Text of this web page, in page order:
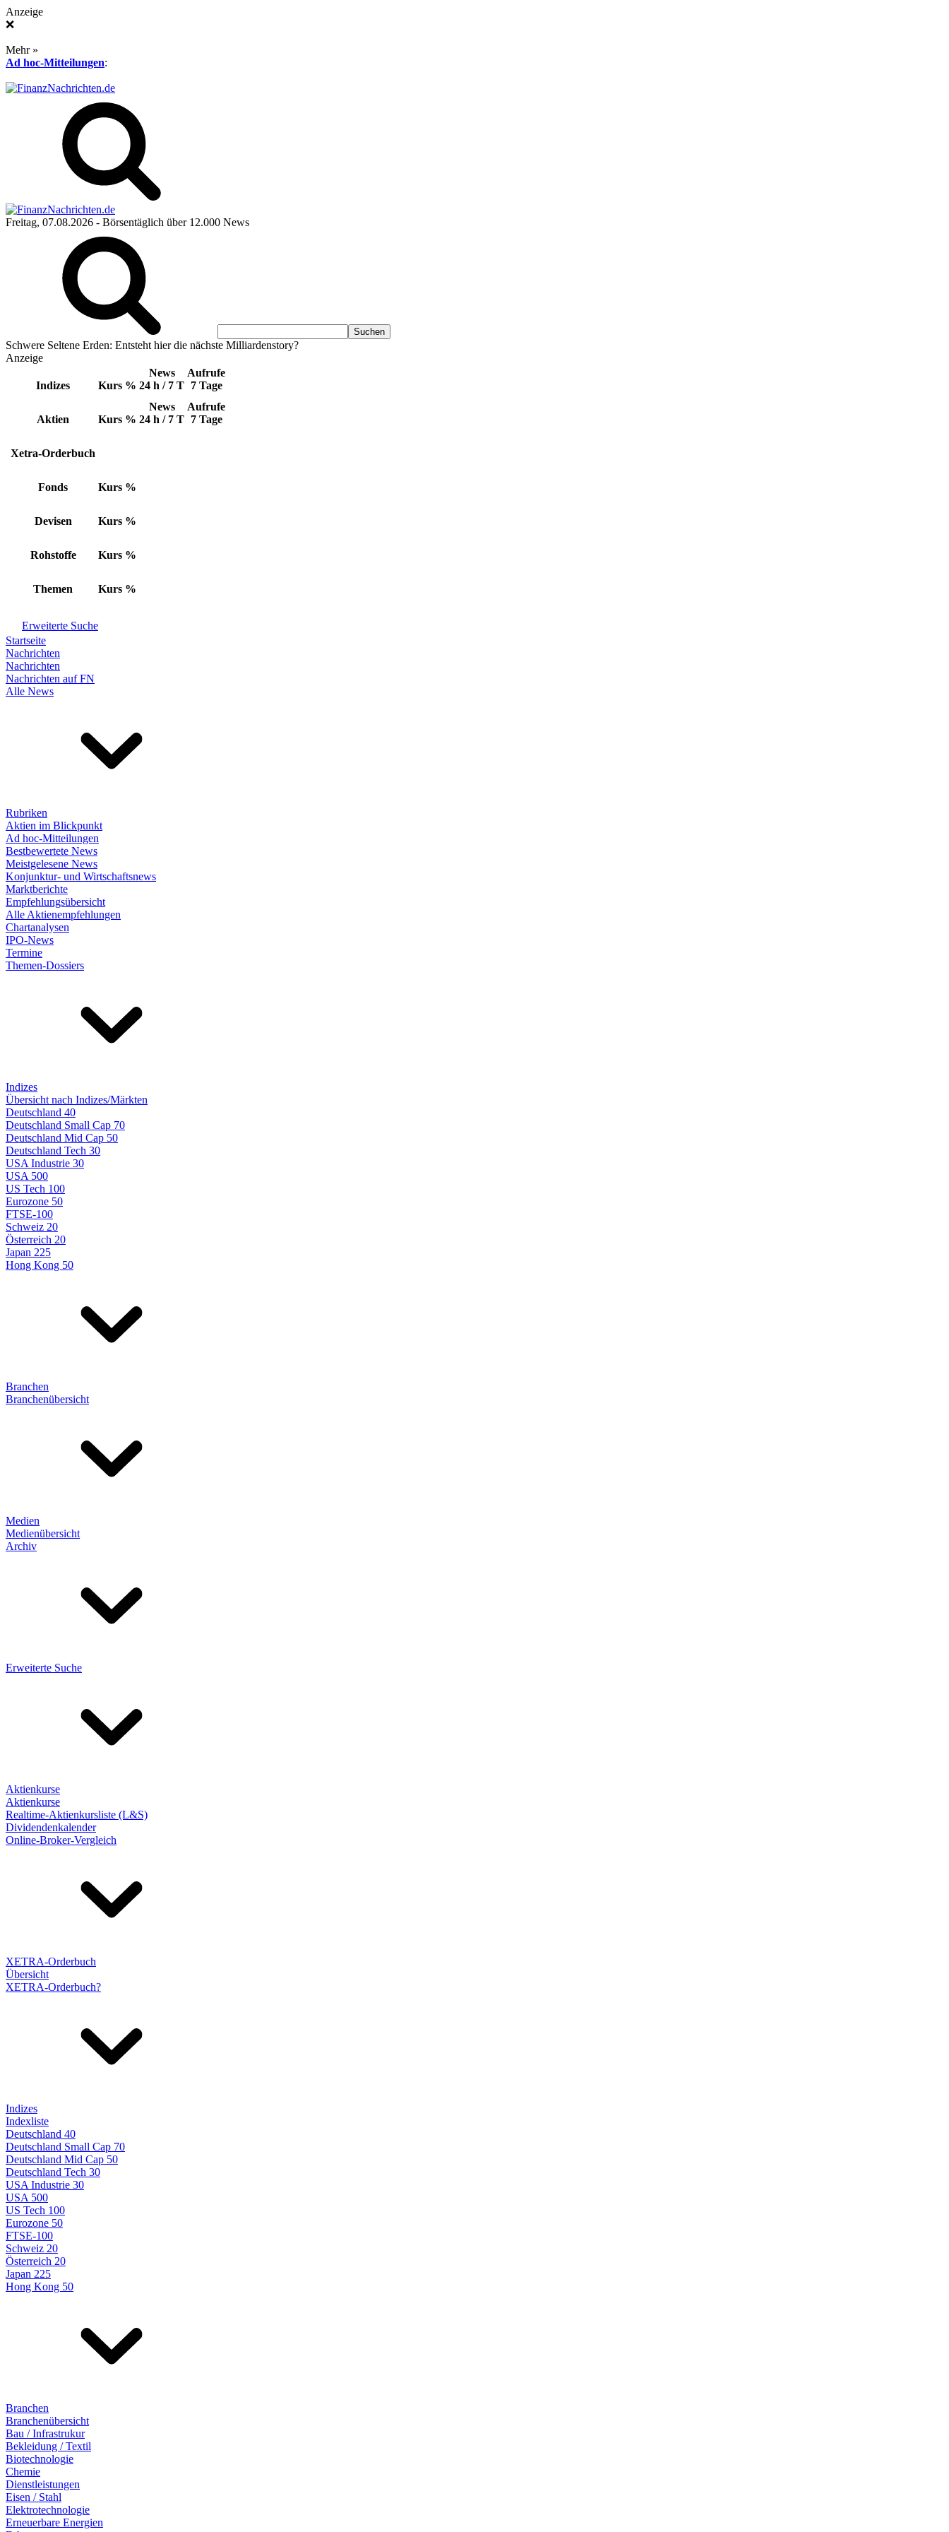
Anzeige
❌
Mehr »
Ad hoc-Mitteilungen:
Freitag, 07.08.2026 - Börsentäglich über 12.000 News
Schwere Seltene Erden: Entsteht hier die nächste Milliardenstory?
Anzeige
Indizes Kurs %
News
24 h / 7 T
Aufrufe
7 Tage
Aktien Kurs %
News
24 h / 7 T
Aufrufe
7 Tage
Xetra-Orderbuch
Fonds Kurs %
Devisen Kurs %
Rohstoffe Kurs %
Themen Kurs %
Erweiterte Suche
Startseite
Nachrichten
Nachrichten
Nachrichten auf FN
Alle News
Rubriken
Aktien im Blickpunkt
Ad hoc-Mitteilungen
Bestbewertete News
Meistgelesene News
Konjunktur- und Wirtschaftsnews
Marktberichte
Empfehlungsübersicht
Alle Aktienempfehlungen
Chartanalysen
IPO-News
Termine
Themen-Dossiers
Indizes
Übersicht nach Indizes/Märkten
Deutschland 40
Deutschland Small Cap 70
Deutschland Mid Cap 50
Deutschland Tech 30
USA Industrie 30
USA 500
US Tech 100
Eurozone 50
FTSE-100
Schweiz 20
Österreich 20
Japan 225
Hong Kong 50
Branchen
Branchenübersicht
Medien
Medienübersicht
Archiv
Erweiterte Suche
Aktienkurse
Aktienkurse
Realtime-Aktienkursliste (L&S)
Dividendenkalender
Online-Broker-Vergleich
XETRA-Orderbuch
Übersicht
XETRA-Orderbuch?
Indizes
Indexliste
Deutschland 40
Deutschland Small Cap 70
Deutschland Mid Cap 50
Deutschland Tech 30
USA Industrie 30
USA 500
US Tech 100
Eurozone 50
FTSE-100
Schweiz 20
Österreich 20
Japan 225
Hong Kong 50
Branchen
Branchenübersicht
Bau / Infrastrukur
Bekleidung / Textil
Biotechnologie
Chemie
Dienstleistungen
Eisen / Stahl
Elektrotechnologie
Erneuerbare Energien